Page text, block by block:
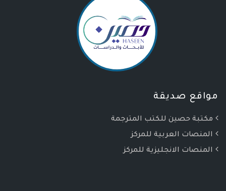
مواقع صديقة
مكتبة حصين للكتب المترجمة
المنصات العربية للمركز
المنصات الانجليزية للمركز